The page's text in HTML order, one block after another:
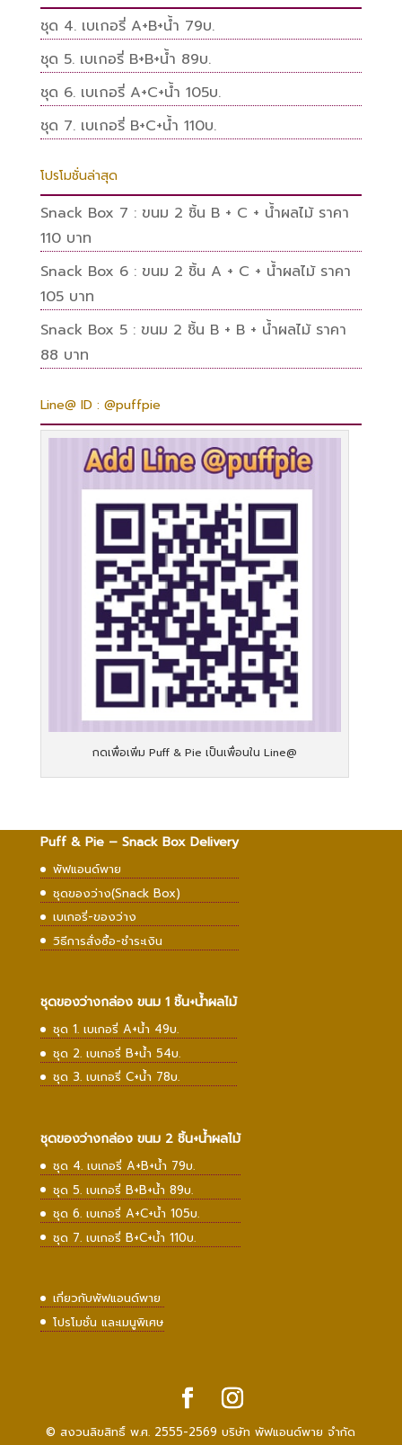
ชุด 4. เบเกอรี่ A+B+น้ำ 79บ.
ชุด 5. เบเกอรี่ B+B+น้ำ 89บ.
ชุด 6. เบเกอรี่ A+C+น้ำ 105บ.
ชุด 7. เบเกอรี่ B+C+น้ำ 110บ.
โปรโมชั่นล่าสุด
Snack Box 7 : ขนม 2 ชิ้น B + C + น้ำผลไม้ ราคา
110 บาท
Snack Box 6 : ขนม 2 ชิ้น A + C + น้ำผลไม้ ราคา
105 บาท
Snack Box 5 : ขนม 2 ชิ้น B + B + น้ำผลไม้ ราคา
88 บาท
Line@ ID : @puffpie
กดเพื่อเพิ่ม Puff & Pie เป็นเพื่อนใน Line@
Puff & Pie – Snack Box Delivery
พัฟแอนด์พาย
ชุดของว่าง(Snack Box)
เบเกอรี่-ของว่าง
วิธีการสั่งซื้อ-ชำระเงิน
ชุดของว่างกล่อง ขนม 1 ชิ้น+น้ำผลไม้
ชุด 1. เบเกอรี่ A+น้ำ 49บ.
ชุด 2. เบเกอรี่ B+น้ำ 54บ.
ชุด 3. เบเกอรี่ C+น้ำ 78บ.
ชุดของว่างกล่อง ขนม 2 ชิ้น+น้ำผลไม้
ชุด 4. เบเกอรี่ A+B+น้ำ 79บ.
ชุด 5. เบเกอรี่ B+B+น้ำ 89บ.
ชุด 6. เบเกอรี่ A+C+น้ำ 105บ.
ชุด 7. เบเกอรี่ B+C+น้ำ 110บ.
เกี่ยวกับพัฟแอนด์พาย
โปรโมชั่น และเมนูพิเศษ
© สงวนลิขสิทธิ์ พ.ศ. 2555-2569 บริษัท พัฟแอนด์พาย จำกัด